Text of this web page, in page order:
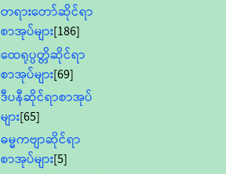
တရားတော်ဆိုင်ရာ
စာအုပ်များ[186]
ထေရုပ္ပတ္တိဆိုင်ရာ
စာအုပ်များ[69]
ဒီပနီဆိုင်ရာစာအုပ်
များ[65]
ဓမ္မကဗျာဆိုင်ရာ
စာအုပ်များ[5]